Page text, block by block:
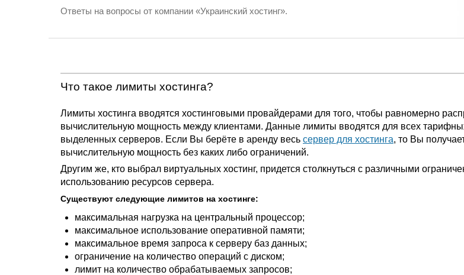
Ответы на вопросы от компании «Украинский хостинг».
Что такое лимиты хостинга?
Лимиты хостинга вводятся хостинговыми провайдерами для того, чтобы равномерно
вычислительную мощность между клиентами. Данные лимиты вводятся для всех
выделенных серверов. Если Вы берёте в аренду весь сервер для хостинга, то Вы
вычислительную мощность без каких либо ограничений.
Другим же, кто выбрал виртуальных хостинг, придется столкнуться с различными
использованию ресурсов сервера.
Существуют следующие лимитов на хостинге:
максимальная нагрузка на центральный процессор;
максимальное использование оперативной памяти;
максимальное время запроса к серверу баз данных;
ограничение на количество операций с диском;
лимит на количество обрабатываемых запросов;